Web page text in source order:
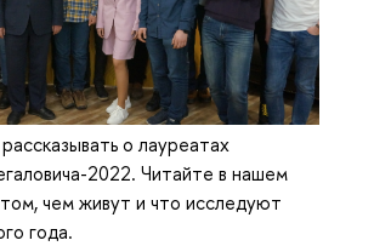
о лауреатах
2022. Читайте в нашем
чем живут и что исследуют
года.